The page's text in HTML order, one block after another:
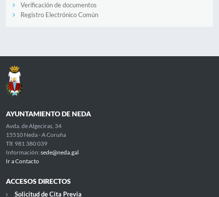
Verificación de documentos
Registro Electrónico Común
AYUNTAMIENTO DE NEDA
Avda. de Algeciras, 34
15510 Neda - A Coruña
Tlf. 981 380 039
Información: sede@neda.gal
Ir a Contacto
ACCESOS DIRECTOS
Solicitud de Cita Previa